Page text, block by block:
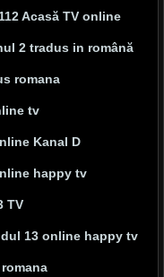
Acasă TV online
2 tradus in română
romana
tv
Kanal D
happy tv
TV
13 online happy tv